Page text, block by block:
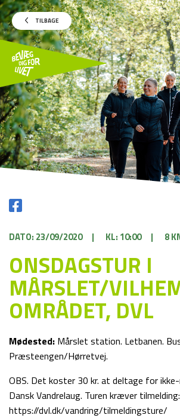
TILBAGE
DATO: 23/09/2020 | KL: 10:00 | 8
ONSDAGSTUR I
MÅRSLET/
OMRÅDET, DVL
Mødested: Mårslet station. Letbanen.
Præsteengen/Hørretvej.
OBS. Det koster 30 kr. at deltage for
Dansk Vandrelaug. Turen kræver tilmelding:
https://dvl.dk/vandring/tilmeldingsture/